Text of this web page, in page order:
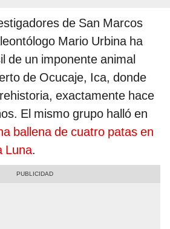
de San Marcos
Mario Urbina ha
de un imponente animal
de Ocucaje, Ica, donde
exactamente hace
El mismo grupo halló en
ballena de cuatro patas en
Luna.